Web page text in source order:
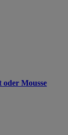
Mousse